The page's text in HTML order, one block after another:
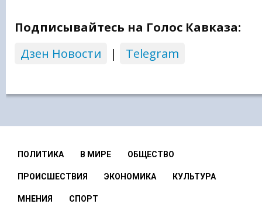
Подписывайтесь на Голос Кавказа:
Дзен Новости
| Telegram
ПОЛИТИКА В МИРЕ ОБЩЕСТВО
ПРОИСШЕСТВИЯ ЭКОНОМИКА КУЛЬТУРА
МНЕНИЯ СПОРТ